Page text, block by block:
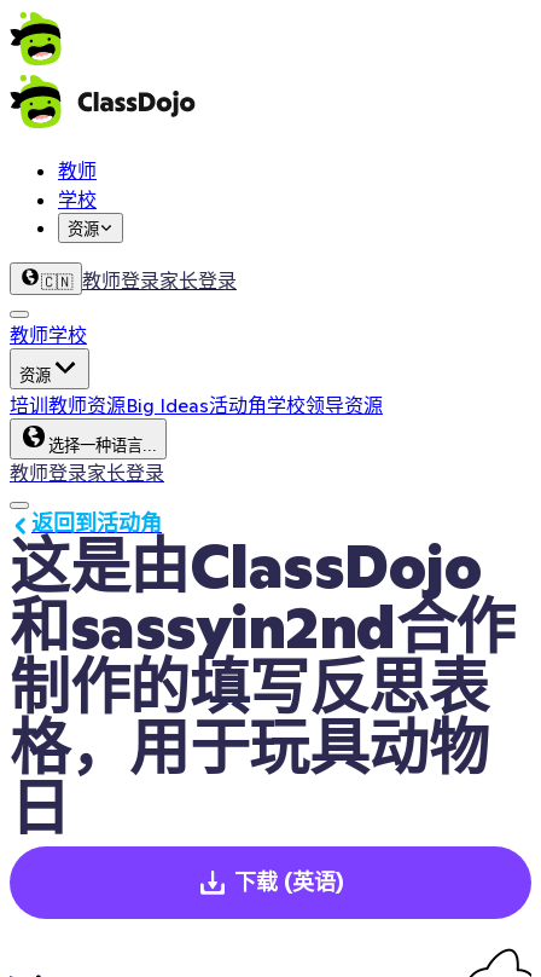
教师
学校
资源
🇨🇳 教师登录家长登录
教师学校
资源
培训 教师资源Big Ideas活动角学校领导资源
选择一种语言...
教师登录家长登录
这是由ClassDojo
和sassyin2nd合作
制作的填写反思表
格，用于玩具动物
日
返回到活动角
下载 (英语)